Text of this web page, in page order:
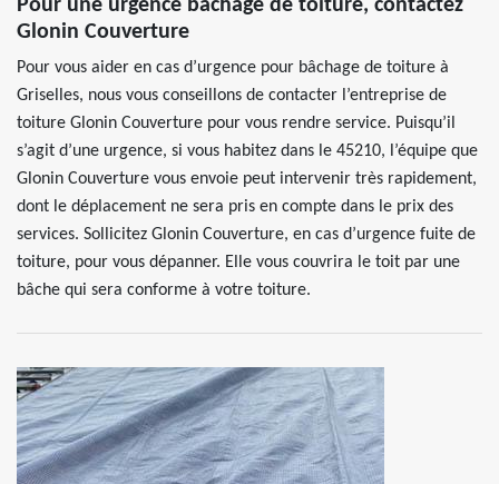
Pour une urgence bâchage de toiture, contactez
Glonin Couverture
Pour vous aider en cas d’urgence pour bâchage de toiture à
Griselles, nous vous conseillons de contacter l’entreprise de
toiture Glonin Couverture pour vous rendre service. Puisqu’il
s’agit d’une urgence, si vous habitez dans le 45210, l’équipe que
Glonin Couverture vous envoie peut intervenir très rapidement,
dont le déplacement ne sera pris en compte dans le prix des
services. Sollicitez Glonin Couverture, en cas d’urgence fuite de
toiture, pour vous dépanner. Elle vous couvrira le toit par une
bâche qui sera conforme à votre toiture.